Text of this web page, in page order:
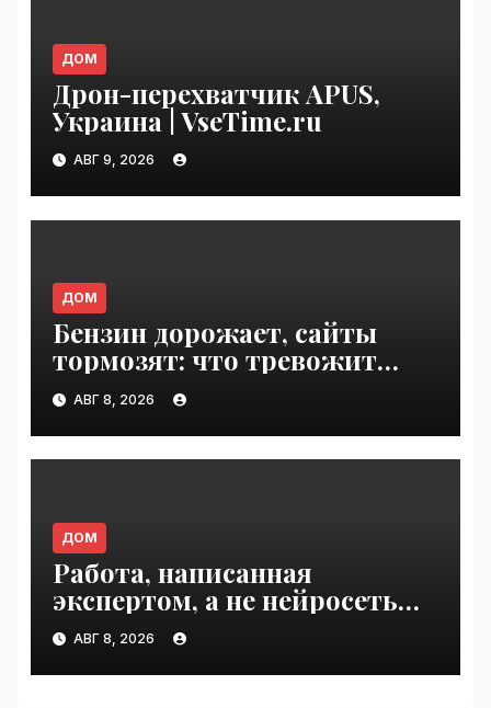
ДОМ
Дрон-перехватчик APUS,
Украина | VseTime.ru
АВГ 9, 2026
ДОМ
Бензин дорожает, сайты
тормозят: что тревожит
россиян больше? |
VseTime.ru
АВГ 8, 2026
ДОМ
Работа, написанная
экспертом, а не нейросетью |
VseTime.ru
АВГ 8, 2026